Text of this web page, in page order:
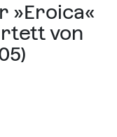
»Eroica«
von